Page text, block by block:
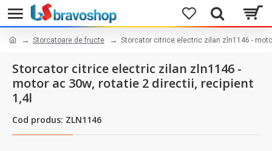
Storcatoare de fructe Storcator citrice electric zilan zln1146 -
Storcator citrice electric zilan zln1146 -
motor ac 30w, rotatie 2 directii, recipient
1,4l
Cod produs: ZLN1146